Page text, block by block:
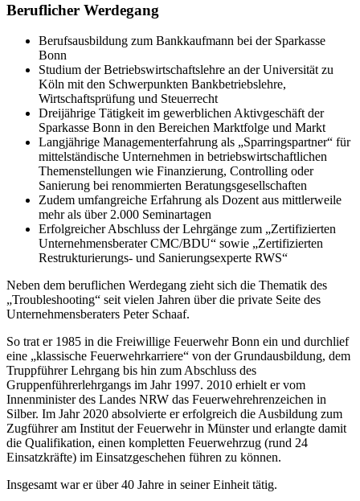
Beruflicher Werdegang
Berufsausbildung zum Bankkaufmann bei der Sparkasse
Bonn
Studium der Betriebswirtschaftslehre an der Universität zu
Köln mit den Schwerpunkten Bankbetriebslehre,
Wirtschaftsprüfung und Steuerrecht
Dreijährige Tätigkeit im gewerblichen Aktivgeschäft der
Sparkasse Bonn in den Bereichen Marktfolge und Markt
Langjährige Managementerfahrung als „Sparringspartner“ für
mittelständische Unternehmen in betriebswirtschaftlichen
Themenstellungen wie Finanzierung, Controlling oder
Sanierung bei renommierten Beratungsgesellschaften
Zudem umfangreiche Erfahrung als Dozent aus mittlerweile
mehr als über 2.000 Seminartagen
Erfolgreicher Abschluss der Lehrgänge zum „Zertifizierten
Unternehmensberater CMC/BDU“ sowie „Zertifizierten
Restrukturierungs- und Sanierungsexperte RWS“
Neben dem beruflichen Werdegang zieht sich die Thematik des
„Troubleshooting“ seit vielen Jahren über die private Seite des
Unternehmensberaters Peter Schaaf.
So trat er 1985 in die Freiwillige Feuerwehr Bonn ein und durchlief
eine „klassische Feuerwehrkarriere“ von der Grundausbildung, dem
Truppführer Lehrgang bis hin zum Abschluss des
Gruppenführerlehrgangs im Jahr 1997. 2010 erhielt er vom
Innenminister des Landes NRW das Feuerwehrehrenzeichen in
Silber. Im Jahr 2020 absolvierte er erfolgreich die Ausbildung zum
Zugführer am Institut der Feuerwehr in Münster und erlangte damit
die Qualifikation, einen kompletten Feuerwehrzug (rund 24
Einsatzkräfte) im Einsatzgeschehen führen zu können.
Insgesamt war er über 40 Jahre in seiner Einheit tätig.